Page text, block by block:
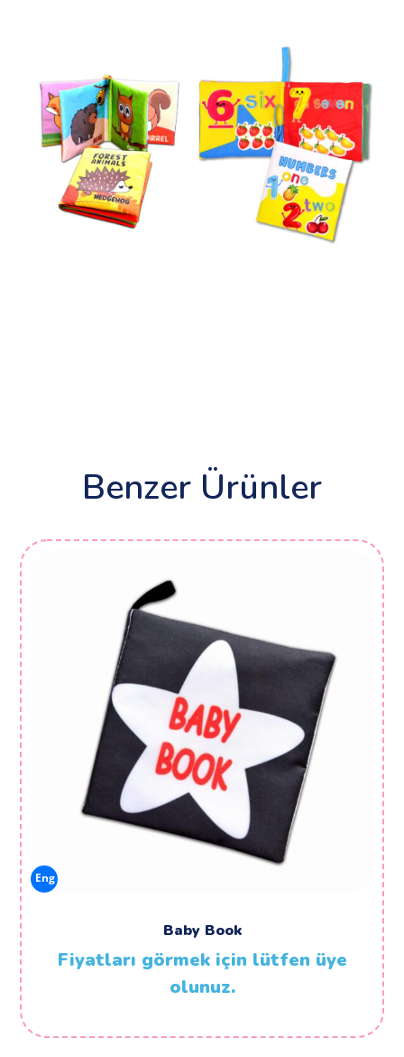
Benzer Ürünler
Eng
Baby Book
Fiyatları görmek için lütfen üye
olunuz.